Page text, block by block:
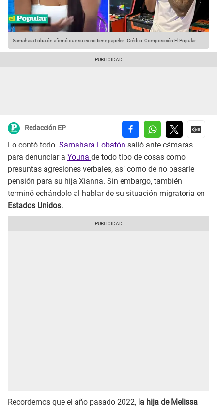
Samahara Lobatón afirmó que su ex no tiene papeles. Crédito: Composición El Popular
Redacción EP
Lo contó todo. Samahara Lobatón salió ante cámaras
para denunciar a Youna de todo tipo de cosas como
presuntas agresiones verbales, así como de no pasarle
pensión para su hija Xianna. Sin embargo, también
terminó echándolo al hablar de su situación migratoria en
Estados Unidos.
Recordemos que el año pasado 2022, la hija de Melissa